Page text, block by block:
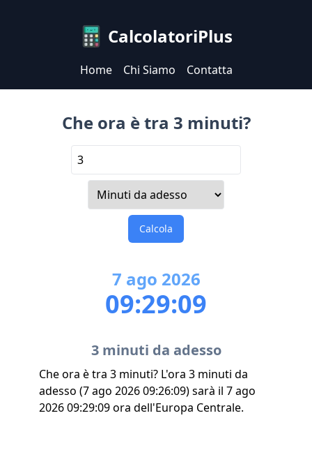
CalcolatoriPlus
Home Chi Siamo Contatta
Che ora è tra 3 minuti?
Calcola
7 ago 2026
09:29:09
3 minuti da adesso
Che ora è tra 3 minuti? L'ora 3 minuti da
adesso (7 ago 2026 09:26:09) sarà il 7 ago
2026 09:29:09 ora dell'Europa Centrale.